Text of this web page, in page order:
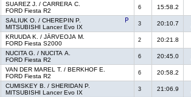
SUAREZ J. / CARRERA C.
FORD Fiesta R2
6 15:58.2
SALIUK O. / CHEREPIN P.
MITSUBISHI Lancer Evo IX
3 20:10.7
KRUUDA K. / JÄRVEOJA M.
FORD Fiesta S2000
2 20:21.8
NUCITA G. / NUCITA A.
FORD Fiesta R2
6 20:45.0
VAN DER MAREL T. / BERKHOF E.
FORD Fiesta R2
6 20:58.2
CUMISKEY B. / SHERIDAN P.
MITSUBISHI Lancer Evo IX
3 21:06.9